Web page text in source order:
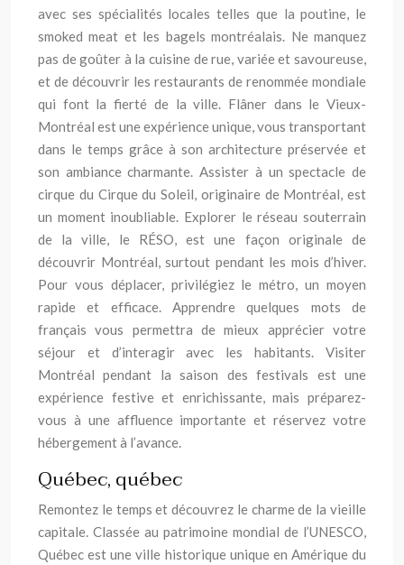
avec ses spécialités locales telles que la poutine, le
smoked meat et les bagels montréalais. Ne manquez
pas de goûter à la cuisine de rue, variée et savoureuse,
et de découvrir les restaurants de renommée mondiale
qui font la fierté de la ville. Flâner dans le Vieux-
Montréal est une expérience unique, vous transportant
dans le temps grâce à son architecture préservée et
son ambiance charmante. Assister à un spectacle de
cirque du Cirque du Soleil, originaire de Montréal, est
un moment inoubliable. Explorer le réseau souterrain
de la ville, le RÉSO, est une façon originale de
découvrir Montréal, surtout pendant les mois d’hiver.
Pour vous déplacer, privilégiez le métro, un moyen
rapide et efficace. Apprendre quelques mots de
français vous permettra de mieux apprécier votre
séjour et d’interagir avec les habitants. Visiter
Montréal pendant la saison des festivals est une
expérience festive et enrichissante, mais préparez-
vous à une affluence importante et réservez votre
hébergement à l’avance.
Québec, québec
Remontez le temps et découvrez le charme de la vieille
capitale. Classée au patrimoine mondial de l’UNESCO,
Québec est une ville historique unique en Amérique du